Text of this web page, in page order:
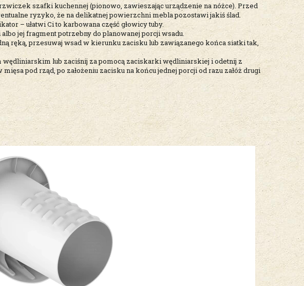
szafki kuchennej (pionowo, zawieszając urządzenie na nóżce). Przed
ryzyko, że na delikatnej powierzchni mebla pozostawi jakiś ślad.
– ułatwi Ci to karbowana część głowicy tuby.
jej fragment potrzebny do planowanej porcji wsadu.
ręką, przesuwaj wsad w kierunku zacisku lub zawiązanego końca siatki tak,
lub zaciśnij za pomocą zaciskarki wędliniarskiej i odetnij z
pod rząd, po założeniu zacisku na końcu jednej porcji od razu załóż drugi